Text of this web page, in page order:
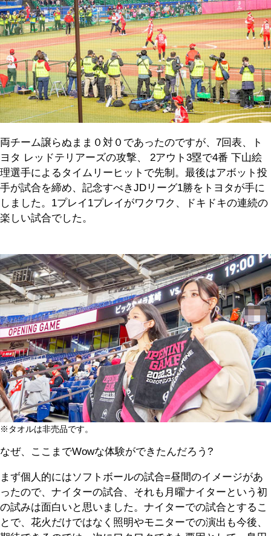
両チーム譲らぬまま０対０であったのですが、7回表、ト
ヨタ レッドテリアーズの攻撃、 2アウト3塁で4番 下山絵
理選手によるタイムリーヒットで先制。最後はアボット投
手が試合を締め、記念すべきJDリーグ1勝をトヨタが手に
しました。1プレイ1プレイがワクワク、ドキドキの連続の
楽しい試合でした。
※タオルは非売品です。
なぜ、ここまでWowな体験ができたんだろう?
まず個人的にはソフトボールの試合=昼間のイメージがあ
ったので、ナイターの試合、それも月曜ナイターという初
の試みは面白いと思いました。ナイターでの試合とするこ
とで、花火だけではなく照明やモニターでの演出も今後、